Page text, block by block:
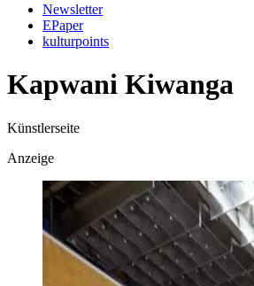
Newsletter
EPaper
kulturpoints
Kapwani Kiwanga
Künstlerseite
Anzeige